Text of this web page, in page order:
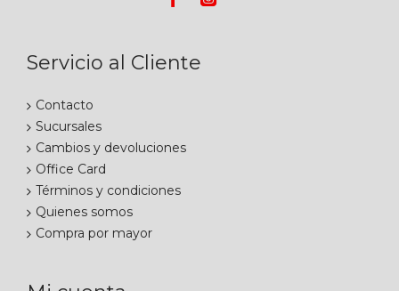
Servicio al Cliente
Contacto
Sucursales
Cambios y devoluciones
Office Card
Términos y condiciones
Quienes somos
Compra por mayor